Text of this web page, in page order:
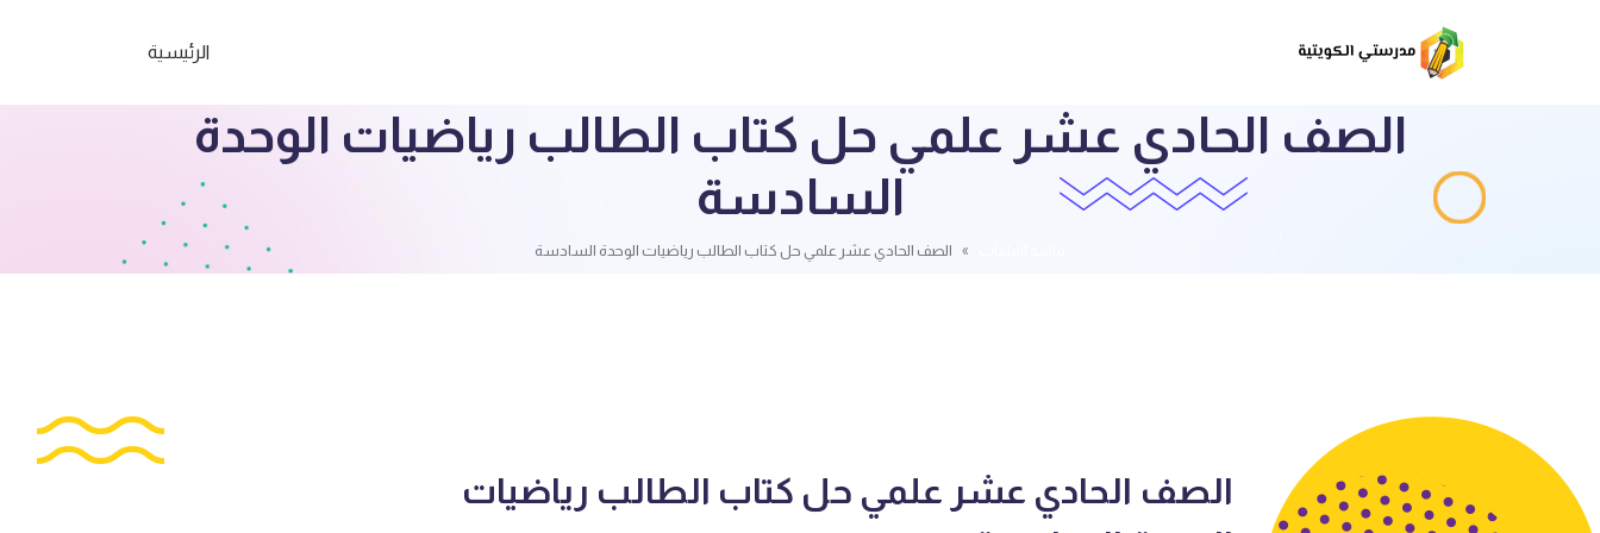
الرئيسية
الصف الحادي عشر علمي حل كتاب الطالب رياضيات الوحدة
السادسة
الصف الحادي عشر علمي حل كتاب الطالب رياضيات الوحدة السادسة
الصف الحادي عشر علمي حل كتاب الطالب رياضيات